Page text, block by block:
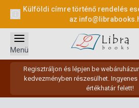
Külföldi címre történő rendelés
az
Regisztráljon és lépjen be
kedvezményben részesülhet.
értékhatár felett!
Menü